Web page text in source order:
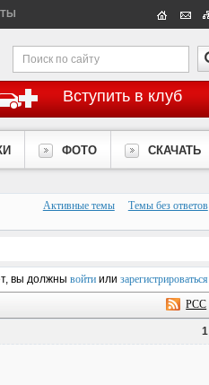
Вступить в клуб
ФОТО СКАЧАТЬ
Активные темы Темы без ответов
вы должны войтиили зарегистрироваться
РСС
1